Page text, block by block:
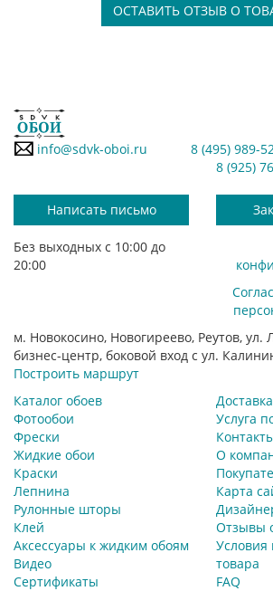
ОСТАВИТЬ ОТЗЫВ О
info@sdvk-oboi.ru
8 (495) 989-
8 (925)
Написать письмо
Без выходных с 10:00 до
20:00
м. Новокосино, Новогиреево, Реутов,
бизнес-центр, боковой вход с ул.
Построить маршрут
Каталог обоев
Фотообои
Фрески
Жидкие обои
Краски
Лепнина
Рулонные шторы
Клей
Аксессуары к жидким обоям
Видео
Сертификаты
Услуга
О
Карта
Отзывы
Условия
товара
FAQ